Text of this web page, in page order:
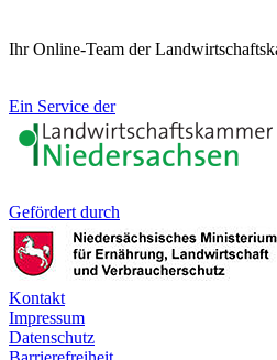
Ihr Online-Team der
Ein Service der
Gefördert durch
Kontakt
Impressum
Datenschutz